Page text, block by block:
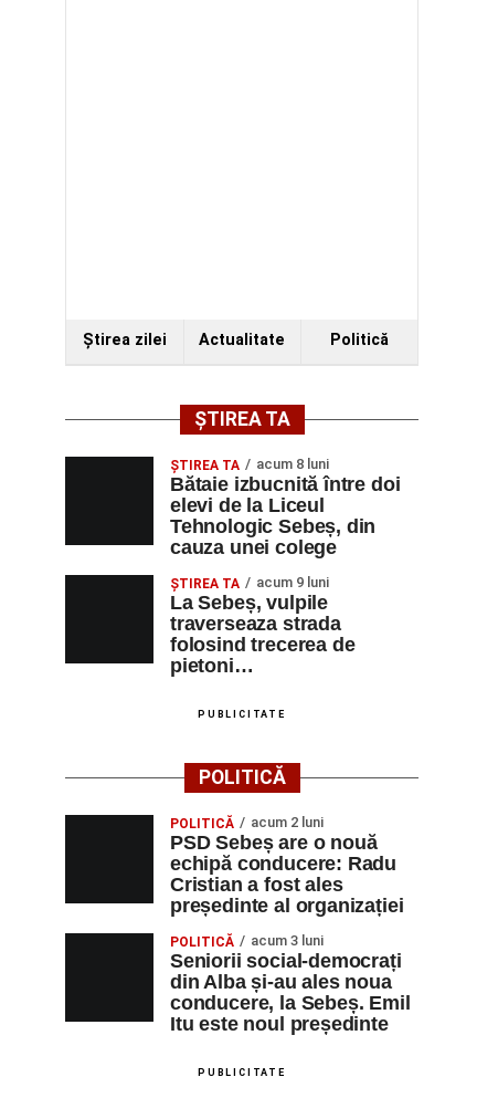
Ştirea zilei Actualitate Politică
ȘTIREA TA
ŞTIREA TA acum 8 luni
Bătaie izbucnită între doi
elevi de la Liceul
Tehnologic Sebeș, din
cauza unei colege
ŞTIREA TA acum 9 luni
La Sebeș, vulpile
traverseaza strada
folosind trecerea de
pietoni…
PUBLICITATE
POLITICĂ
POLITICĂ acum 2 luni
PSD Sebeș are o nouă
echipă conducere: Radu
Cristian a fost ales
președinte al organizației
POLITICĂ acum 3 luni
Seniorii social-democrați
din Alba și-au ales noua
conducere, la Sebeș. Emil
Itu este noul președinte
PUBLICITATE